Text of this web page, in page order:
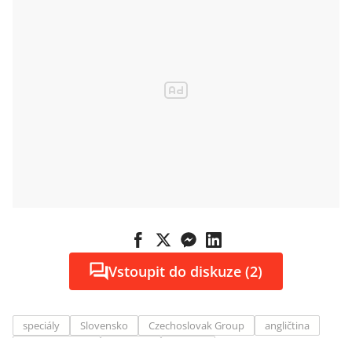
Vstoupit do diskuze (2)
speciály Slovensko Czechoslovak Group
angličtina